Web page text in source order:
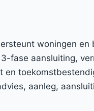
woningen en
fase aansluiting,
en
aanleg,